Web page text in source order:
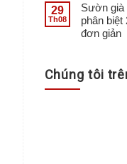
29
Th08
Sườn già
phân
đơn giản
Chúng tôi